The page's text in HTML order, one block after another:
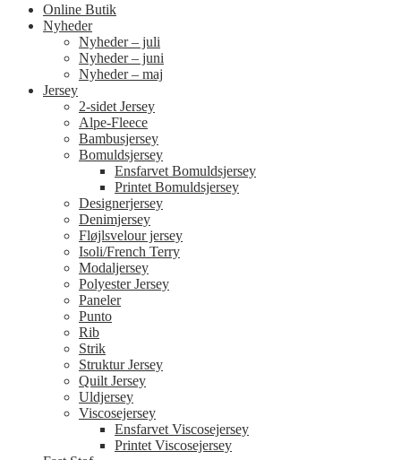
Online Butik
Nyheder
Nyheder – juli
Nyheder – juni
Nyheder – maj
Jersey
2-sidet Jersey
Alpe-Fleece
Bambusjersey
Bomuldsjersey
Ensfarvet Bomuldsjersey
Printet Bomuldsjersey
Designerjersey
Denimjersey
Fløjlsvelour jersey
Isoli/French Terry
Modaljersey
Polyester Jersey
Paneler
Punto
Rib
Strik
Struktur Jersey
Quilt Jersey
Uldjersey
Viscosejersey
Ensfarvet Viscosejersey
Printet Viscosejersey